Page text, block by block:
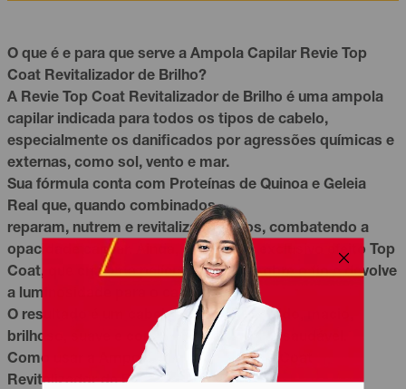
O que é e para que serve a Ampola Capilar Revie Top
Coat Revitalizador de Brilho?
A Revie Top Coat Revitalizador de Brilho é uma ampola
capilar indicada para todos os tipos de cabelo,
especialmente os danificados por agressões químicas e
externas, como sol, vento e mar.
Sua fórmula conta com Proteínas de Quinoa e Geleia
Real que, quando combinados,
reparam, nutrem e revitalizam os fios, combatendo a
opacidade capilar. Ainda, conta com exclusivo efeito Top
Coat, que cria uma película brilhosa sobre o fio e devolve
a luminosidade para o cabelo.
O resultado é um cabelo hidratado, nutrido, macio,
brilhoso, suave e com aspecto natural e saudável.
Como usar a Ampola Capilar Revie Top Coat
Revitalizador de Brilho?